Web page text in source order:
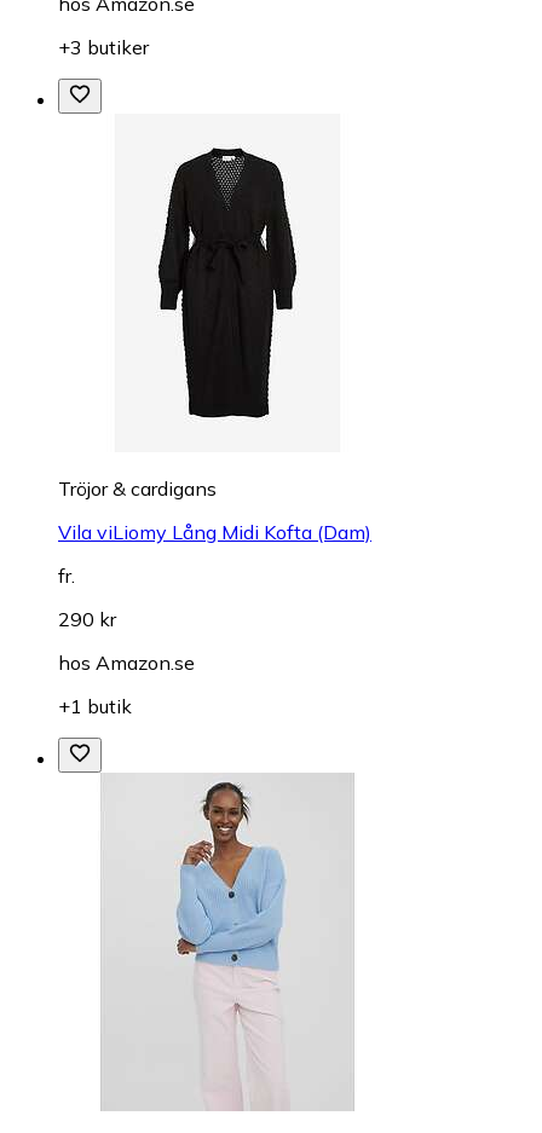
+3 butiker
Tröjor & cardigans
Vila viLiomy Lång Midi Kofta (Dam)
fr.
290 kr
hos Amazon.se
+1 butik